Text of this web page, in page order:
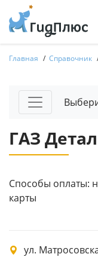
Главная Справочник
ГАЗ
Способы оплаты:
карты
ул.